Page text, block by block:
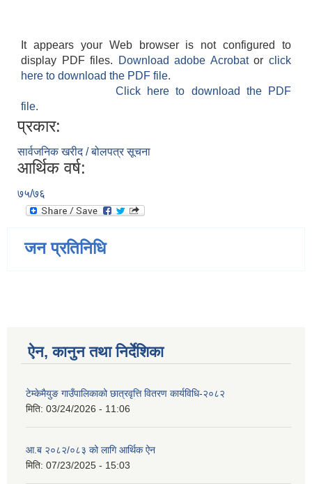
It appears your Web browser is not configured to
display PDF files.
Download adobe Acrobatorclick
here to download the PDF file.
Click here to download the PDF
file.
प्रकार:
सार्वजनिक खरीद / बोलपत्र सूचना
आर्थिक वर्ष:
७५/७६
जन प्रतिनिधि
ऐन, कानुन तथा निर्देशिका
टेम्केमैयुङ गाउँपालिकाको छात्रवृत्ति वितरण कार्यविधि-२०८२
मिति: 03/24/2026 - 11:06
आ.ब २०८२/०८३ को लागि आर्थिक ऐन
मिति: 07/23/2025 - 15:03